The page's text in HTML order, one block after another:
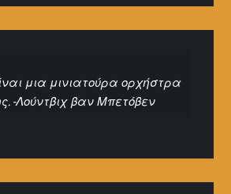
μια μινιατούρα ορχήστρα
-Λούντβιχ βαν Μπετόβεν